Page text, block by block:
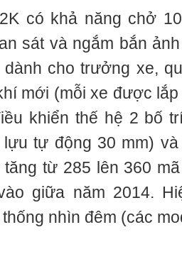
có khả năng chở
sát và ngắm bắn
dành cho trưởng xe,
mới (mỗi xe được
khiển thế hệ 2 bố
tự động 30 mm)
từ 285 lên 360
giữa năm 2014.
nhìn đêm (các